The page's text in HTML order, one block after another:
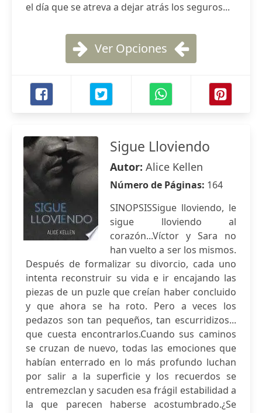
el día que se atreva a dejar atrás los seguros...
Ver Opciones
Sigue Lloviendo
Autor: Alice Kellen
Número de Páginas: 164
SINOPSISSigue lloviendo, le
sigue lloviendo al
corazón...Víctor y Sara no
han vuelto a ser los mismos.
Después de formalizar su divorcio, cada uno
intenta reconstruir su vida e ir encajando las
piezas de un puzle que creían haber concluido
y que ahora se ha roto. Pero a veces los
pedazos son tan pequeños, tan escurridizos...
que cuesta encontrarlos.Cuando sus caminos
se cruzan de nuevo, todas las emociones que
habían enterrado en lo más profundo luchan
por salir a la superficie y los recuerdos se
entremezclan y sacuden esa frágil estabilidad a
la que parecen haberse acostumbrado.¿Se